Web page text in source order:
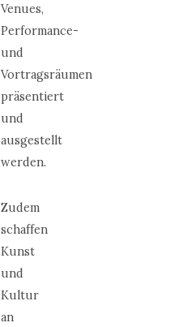
Venues,
Performance-
und
Vortragsräumen
präsentiert
und
ausgestellt
werden.
Zudem
schaffen
Kunst
und
Kultur
an